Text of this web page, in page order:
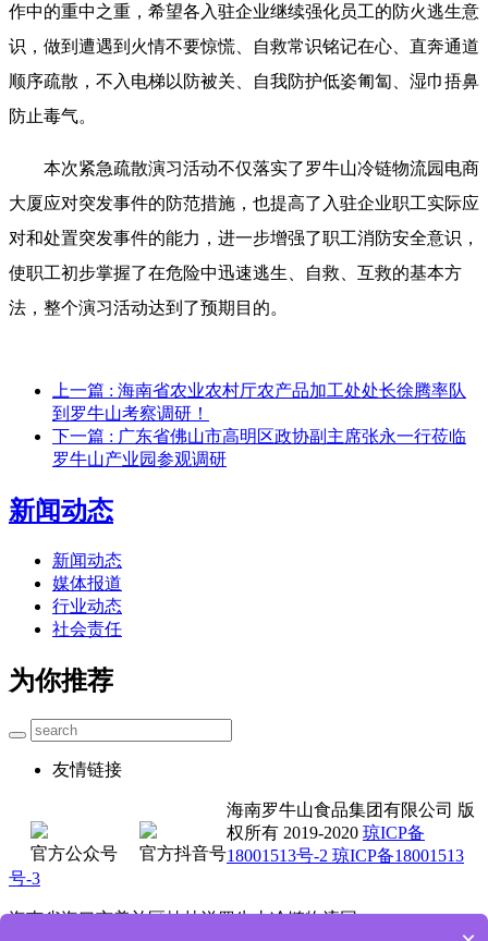
作中的重中之重，希望各入驻企业继续强化员工的防火逃生意
识，做到遭遇到火情不要惊慌、自救常识铭记在心、直奔通道
顺序疏散，不入电梯以防被关、自我防护低姿匍匐、湿巾捂鼻
防止毒气。
本次紧急疏散演习活动不仅落实了罗牛山冷链物流园电商
大厦应对突发事件的防范措施，也提高了入驻企业职工实际应
对和处置突发事件的能力，进一步增强了职工消防安全意识，
使职工初步掌握了在危险中迅速逃生、自救、互救的基本方
法，整个演习活动达到了预期目的。
上一篇 : 海南省农业农村厅农产品加工处处长徐腾率队
到罗牛山考察调研！
下一篇 : 广东省佛山市高明区政协副主席张永一行莅临
罗牛山产业园参观调研
新闻动态
新闻动态
媒体报道
行业动态
社会责任
为你推荐
友情链接
官方公众号 官方抖音号
海南罗牛山食品集团有限公司 版
权所有 2019-2020 琼ICP备
18001513号-2 琼ICP备18001513
号-3
海南省海口市美兰区桂林洋罗牛山冷链物流园